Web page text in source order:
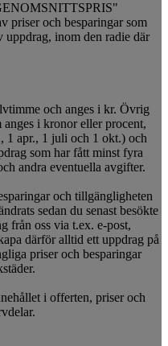
priser och besparingar som
uppdrag, inom den radie där
och anges i kr. Övrig
i kronor eller procent,
1 apr., 1 juli och 1 okt.) och
som har fått minst fyra
andra eventuella avgifter.
och tillgängligheten
sedan du senast besökte
från oss via t.ex. e-post,
därför alltid ett uppdrag på
priser och besparingar
i offerten, priser och